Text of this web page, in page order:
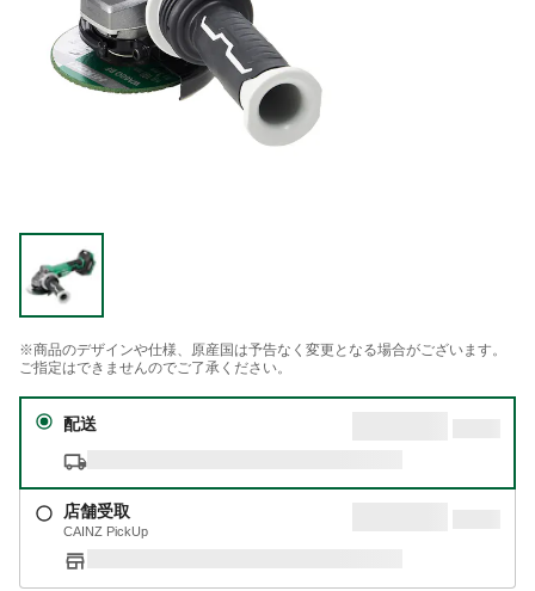
※商品のデザインや仕様、原産国は予告なく変更となる場合がございます。
ご指定はできませんのでご了承ください。
配送
店舗受取
CAINZ PickUp